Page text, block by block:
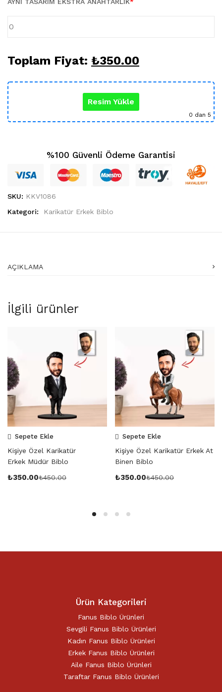
Karikatür Sevgili Tablo (29)
Sevgili Model Kupa (5)
Toplam Fiyat: ₺350.00
Resim Yükle
0 dan 5
%100 Güvenli Ödeme Garantisi
SKU: KKV1086
Kategori:
Karikatür Erkek Biblo
AÇIKLAMA
İlgili ürünler
Sepete Ekle
Kişiye Özel Karikatür
Erkek Müdür Biblo
₺350.00₺450.00
Sepete Ekle
Kişiye Özel Karikatür Erkek At
Binen Biblo
₺350.00₺450.00
Ürün Kategorileri
Fanus Biblo Ürünleri
Sevgili Fanus Biblo Ürünleri
Kadın Fanus Biblo Ürünleri
Erkek Fanus Biblo Ürünleri
Aile Fanus Biblo Ürünleri
Taraftar Fanus Biblo Ürünleri